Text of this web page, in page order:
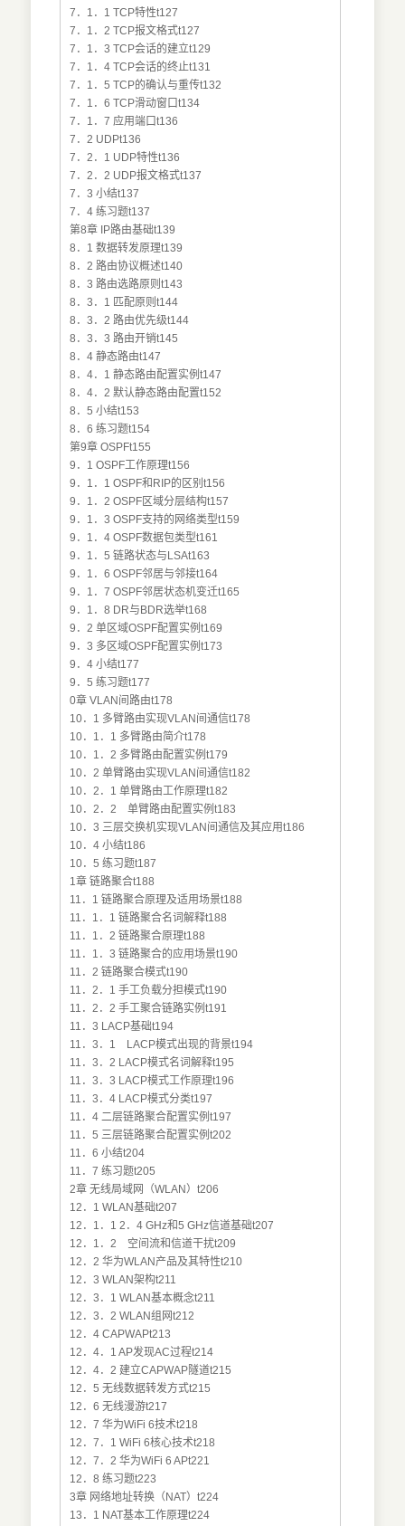
7．1．1 TCP特性t127
7．1．2 TCP报文格式t127
7．1．3 TCP会话的建立t129
7．1．4 TCP会话的终止t131
7．1．5 TCP的确认与重传t132
7．1．6 TCP滑动窗口t134
7．1．7 应用端口t136
7．2 UDPt136
7．2．1 UDP特性t136
7．2．2 UDP报文格式t137
7．3 小结t137
7．4 练习题t137
第8章 IP路由基础t139
8．1 数据转发原理t139
8．2 路由协议概述t140
8．3 路由选路原则t143
8．3．1 匹配原则t144
8．3．2 路由优先级t144
8．3．3 路由开销t145
8．4 静态路由t147
8．4．1 静态路由配置实例t147
8．4．2 默认静态路由配置t152
8．5 小结t153
8．6 练习题t154
第9章 OSPFt155
9．1 OSPF工作原理t156
9．1．1 OSPF和RIP的区别t156
9．1．2 OSPF区域分层结构t157
9．1．3 OSPF支持的网络类型t159
9．1．4 OSPF数据包类型t161
9．1．5 链路状态与LSAt163
9．1．6 OSPF邻居与邻接t164
9．1．7 OSPF邻居状态机变迁t165
9．1．8 DR与BDR选举t168
9．2 单区域OSPF配置实例t169
9．3 多区域OSPF配置实例t173
9．4 小结t177
9．5 练习题t177
0章 VLAN间路由t178
10．1 多臂路由实现VLAN间通信t178
10．1．1 多臂路由简介t178
10．1．2 多臂路由配置实例t179
10．2 单臂路由实现VLAN间通信t182
10．2．1 单臂路由工作原理t182
10．2．2 单臂路由配置实例t183
10．3 三层交换机实现VLAN间通信及其应用t186
10．4 小结t186
10．5 练习题t187
1章 链路聚合t188
11．1 链路聚合原理及适用场景t188
11．1．1 链路聚合名词解释t188
11．1．2 链路聚合原理t188
11．1．3 链路聚合的应用场景t190
11．2 链路聚合模式t190
11．2．1 手工负载分担模式t190
11．2．2 手工聚合链路实例t191
11．3 LACP基础t194
11．3．1 LACP模式出现的背景t194
11．3．2 LACP模式名词解释t195
11．3．3 LACP模式工作原理t196
11．3．4 LACP模式分类t197
11．4 二层链路聚合配置实例t197
11．5 三层链路聚合配置实例t202
11．6 小结t204
11．7 练习题t205
2章 无线局域网（WLAN）t206
12．1 WLAN基础t207
12．1．1 2．4 GHz和5 GHz信道基础t207
12．1．2 空间流和信道干扰t209
12．2 华为WLAN产品及其特性t210
12．3 WLAN架构t211
12．3．1 WLAN基本概念t211
12．3．2 WLAN组网t212
12．4 CAPWAPt213
12．4．1 AP发现AC过程t214
12．4．2 建立CAPWAP隧道t215
12．5 无线数据转发方式t215
12．6 无线漫游t217
12．7 华为WiFi 6技术t218
12．7．1 WiFi 6核心技术t218
12．7．2 华为WiFi 6 APt221
12．8 练习题t223
3章 网络地址转换（NAT）t224
13．1 NAT基本工作原理t224